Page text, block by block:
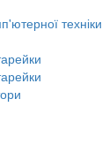
техніки